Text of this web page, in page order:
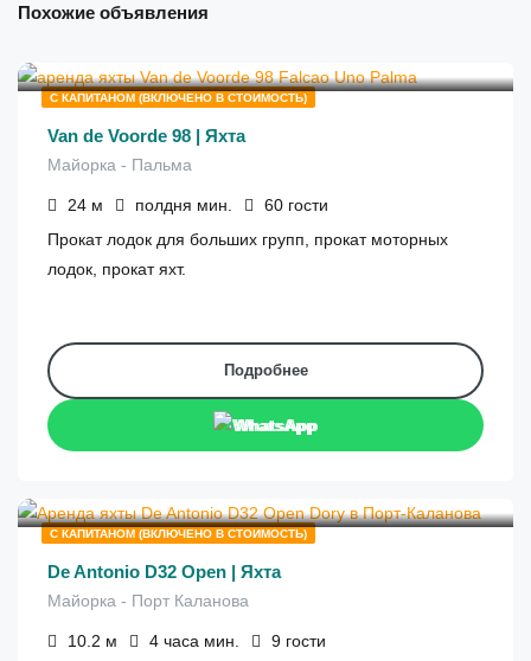
Похожие объявления
С КАПИТАНОМ (ВКЛЮЧЕНО В СТОИМОСТЬ)
Van de Voorde 98 | Яхта
Майорка - Пальма
24 м полдня мин. 60 гости
Прокат лодок для больших групп, прокат моторных
лодок, прокат яхт.
Подробнее
WhatsApp
С КАПИТАНОМ (ВКЛЮЧЕНО В СТОИМОСТЬ)
De Antonio D32 Open | Яхта
Майорка - Порт Каланова
10.2 м 4 часа мин. 9 гости